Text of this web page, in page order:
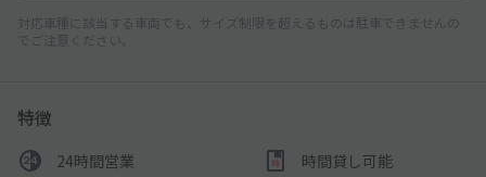
対応車種に該当する車両でも、サイズ制限を超えるものは駐車できませんの
でご注意ください。
特徴
24時間営業 時間貸し可能